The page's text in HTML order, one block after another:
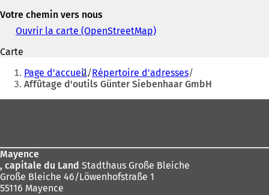
adresse
électronique
Votre chemin vers nous
Ouvrir la carte (OpenStreetMap)(
u
v
r
n
u
Carte
Vous
êtes
ici
Page d'accueil Répertoire d'adresses
Affûtage d'outils Günter Siebenhaar GmbH
Mayence
, capitale du Land Stadthaus Große Bleiche
Große Bleiche 46/Löwenhofstraße 1
55116 Mayence